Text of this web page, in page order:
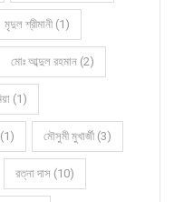
মৃদুল শ্রীমানী (1)
মোঃ আব্দুল রহমান (2)
(1)
(1) মৌসুমী মুখার্জী (3)
রত্না দাস (10)